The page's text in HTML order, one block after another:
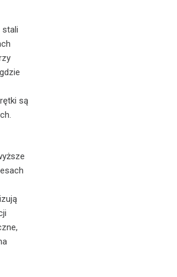
stali
są